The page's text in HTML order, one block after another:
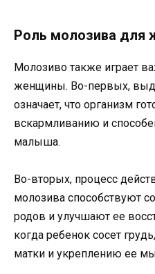
Роль молозива для
Молозиво также играет
женщины. Во-первых,
означает, что организм
вскармливанию и
малыша.
Во-вторых, процесс
молозива способствуют
родов и улучшают ее
когда ребенок сосет
матки и укреплению ее